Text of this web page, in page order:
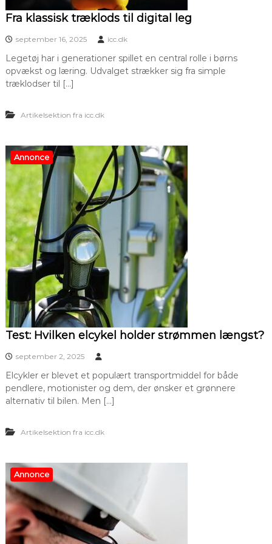
Fra klassisk træklods til digital leg
september 16, 2025 icc.dk
Legetøj har i generationer spillet en central rolle i børns
opvækst og læring. Udvalget strækker sig fra simple
træklodser til […]
Artikelsektion fra icc.dk
Annonce
Test: Hvilken elcykel holder strømmen længst?
september 2, 2025
Elcykler er blevet et populært transportmiddel for både
pendlere, motionister og dem, der ønsker et grønnere
alternativ til bilen. Men […]
Artikelsektion fra icc.dk
Annonce